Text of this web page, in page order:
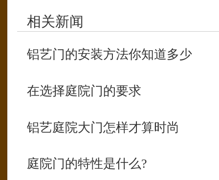
相关新闻
铝艺门的安装方法你知道多少
在选择庭院门的要求
铝艺庭院大门怎样才算时尚
庭院门的特性是什么?